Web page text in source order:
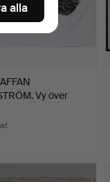
Vy över
alla